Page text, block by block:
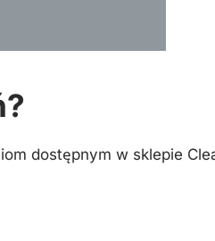
dostępnym w sklepie